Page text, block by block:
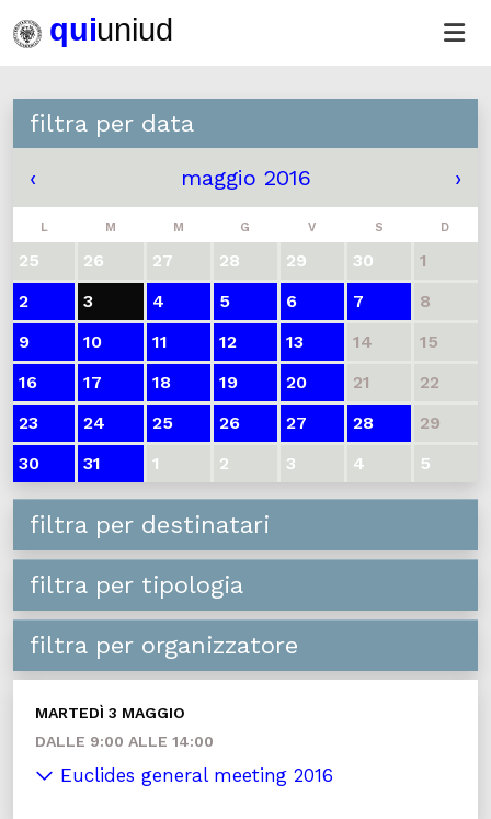
filtra per data
‹ maggio 2016 ›
L M M G V S D
25 26 27 28 29 30
1
2
3 4 5 6 7
8
9
10 11 12 13 14
15
16
17 18 19 20 21
22
23
24 25 26 27 28
29
30
31 1 2 3 4 5
filtra per destinatari
filtra per tipologia
filtra per organizzatore
MARTEDÌ 3 MAGGIO
DALLE 9:00 ALLE 14:00
Euclides general meeting 2016